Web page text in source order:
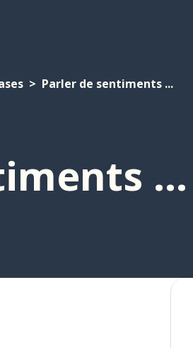
Parler de sentiments ...
...